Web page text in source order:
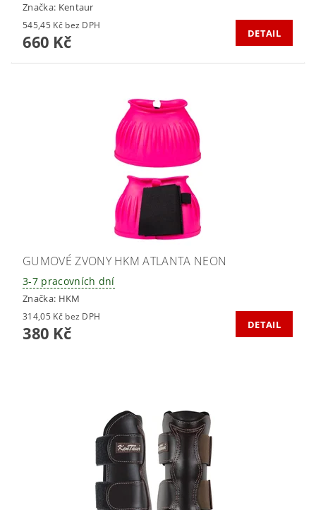
Značka: Kentaur
545,45 Kč bez DPH
660 Kč DETAIL
GUMOVÉ ZVONY HKM ATLANTA NEON
3-7 pracovních dní
Značka: HKM
314,05 Kč bez DPH
380 Kč DETAIL